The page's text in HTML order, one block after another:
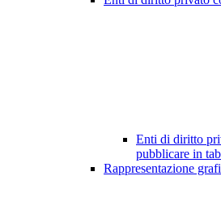
Enti di diritto
pubblicare in
Rappresentazione